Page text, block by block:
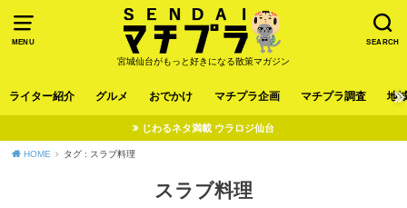
MENU SEARCH
宮城仙台がもっと好きになる散策マガジン
ライター紹介 グルメ おでかけ マチプラ企画 マチプラ調査 地
じわるネタ満載 ウラロジ仙台
HOME タグ : スラブ料理
スラブ料理